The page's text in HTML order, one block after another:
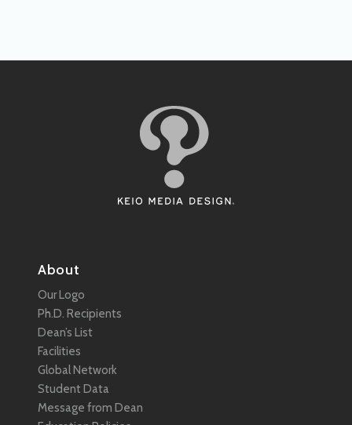
About
Our Logo
Ph.D. Recipients
Dean’s List
Facilities
Global Network
Student Data
Message from Dean